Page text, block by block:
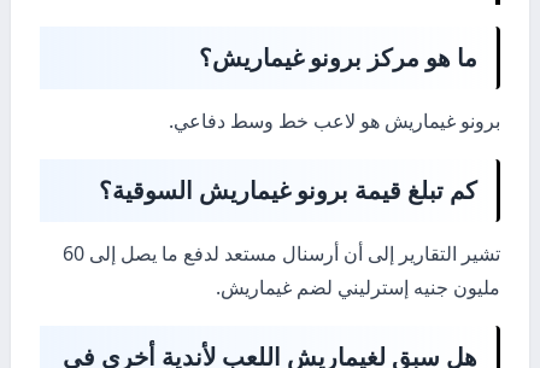
ما هو مركز برونو غيماريش؟
برونو غيماريش هو لاعب خط وسط دفاعي.
كم تبلغ قيمة برونو غيماريش السوقية؟
تشير التقارير إلى أن أرسنال مستعد لدفع ما يصل إلى 60
مليون جنيه إسترليني لضم غيماريش.
هل سبق لغيماريش اللعب لأندية أخرى في